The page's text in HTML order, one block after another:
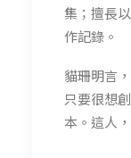
集；擅長
作記錄。
貓珊明言
只要很想
本。這人